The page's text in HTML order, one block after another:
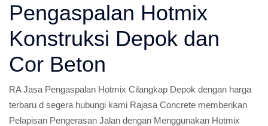
Pengaspalan Hotmix
Konstruksi Depok dan
Cor Beton
RA Jasa Pengaspalan Hotmix Cilangkap Depok dengan harga
terbaru d segera hubungi kami Rajasa Concrete memberikan
Pelapisan Pengerasan Jalan dengan Menggunakan Hotmix